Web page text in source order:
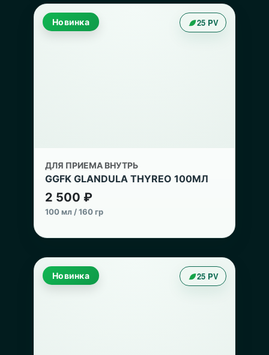
Новинка 25 PV
ДЛЯ ПРИЕМА ВНУТРЬ
GGFK GLANDULA THYREO 100МЛ
2 500 ₽
100 мл / 160 гр
Новинка 25 PV